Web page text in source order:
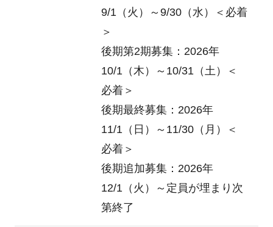
9/1（火）～9/30（水）＜必着
＞
後期第2期募集：2026年
10/1（木）～10/31（土）＜
必着＞
後期最終募集：2026年
11/1（日）～11/30（月）＜
必着＞
後期追加募集：2026年
12/1（火）～定員が埋まり次
第終了